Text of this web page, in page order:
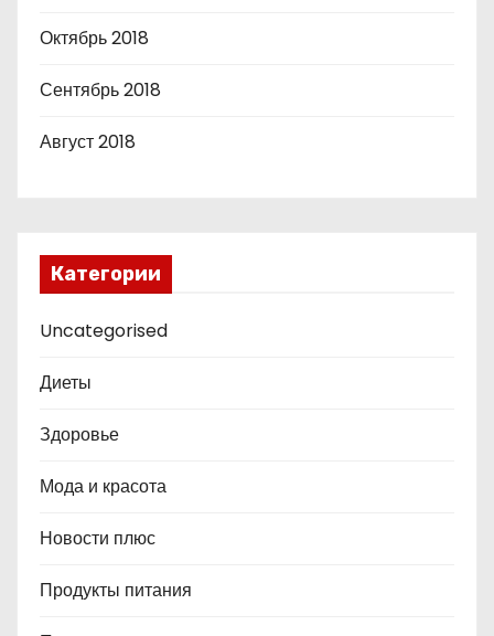
Октябрь 2018
Сентябрь 2018
Август 2018
Категории
Uncategorised
Диеты
Здоровье
Мода и красота
Новости плюс
Продукты питания